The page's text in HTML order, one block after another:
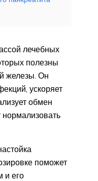
лечебных
полезны
железы. Он
ускоряет
обмен
нормализовать
поможет
и его